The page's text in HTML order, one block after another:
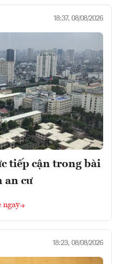
18:37, 08/08/2026
tiếp cận trong bài
an cư
ngay
18:23, 08/08/2026